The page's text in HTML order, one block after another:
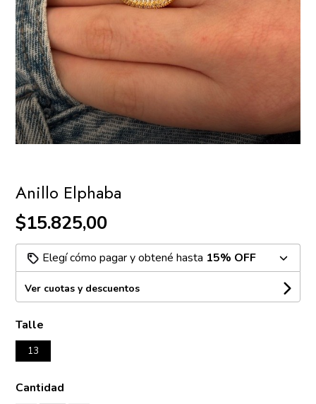
Anillo Elphaba
$15.825,00
Elegí cómo pagar y obtené hasta 15% OFF
Ver cuotas y descuentos
Talle
13
Cantidad